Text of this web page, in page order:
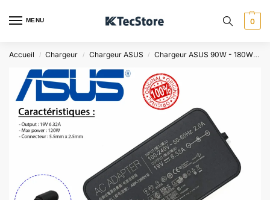
MENU 0
Accueil / Chargeur / Chargeur ASUS / Chargeur ASUS 90W - 180W